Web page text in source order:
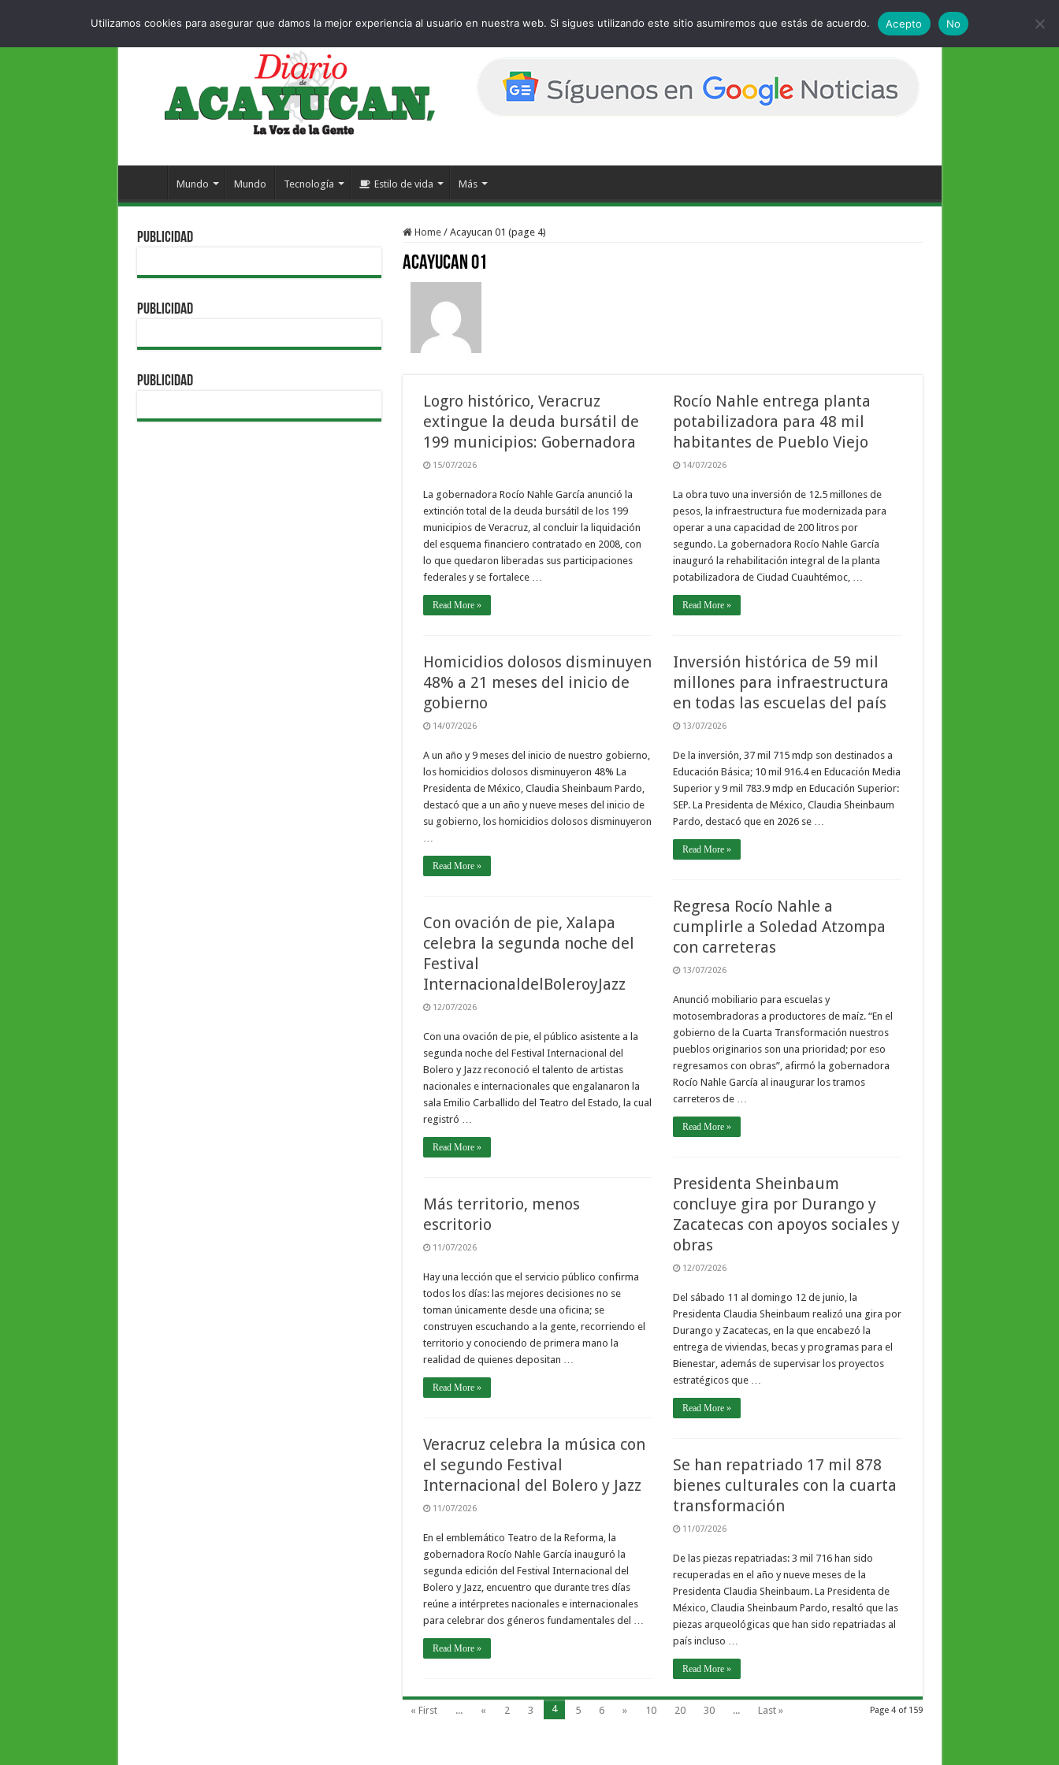
Mundo Mundo Tecnología Estilo de vida Más
Home / Acayucan 01 (page 4)
Acayucan 01
Logro histórico, Veracruz
extingue la deuda bursátil de
199 municipios: Gobernadora
15/07/2026
La gobernadora Rocío Nahle García anunció la
extinción total de la deuda bursátil de los 199
municipios de Veracruz, al concluir la liquidación
del esquema financiero contratado en 2008, con
lo que quedaron liberadas sus participaciones
federales y se fortalece …
Read More »
Rocío Nahle entrega planta
potabilizadora para 48 mil
habitantes de Pueblo Viejo
14/07/2026
La obra tuvo una inversión de 12.5 millones de
pesos, la infraestructura fue modernizada para
operar a una capacidad de 200 litros por
segundo. La gobernadora Rocío Nahle García
inauguró la rehabilitación integral de la planta
potabilizadora de Ciudad Cuauhtémoc, …
Read More »
Homicidios dolosos disminuyen
48% a 21 meses del inicio de
gobierno
14/07/2026
A un año y 9 meses del inicio de nuestro gobierno,
los homicidios dolosos disminuyeron 48% La
Presidenta de México, Claudia Sheinbaum Pardo,
destacó que a un año y nueve meses del inicio de
su gobierno, los homicidios dolosos disminuyeron
…
Read More »
Inversión histórica de 59 mil
millones para infraestructura
en todas las escuelas del país
13/07/2026
De la inversión, 37 mil 715 mdp son destinados a
Educación Básica; 10 mil 916.4 en Educación Media
Superior y 9 mil 783.9 mdp en Educación Superior:
SEP. La Presidenta de México, Claudia Sheinbaum
Pardo, destacó que en 2026 se …
Read More »
Regresa Rocío Nahle a
cumplirle a Soledad Atzompa
con carreteras
13/07/2026
Anunció mobiliario para escuelas y
motosembradoras a productores de maíz. “En el
gobierno de la Cuarta Transformación nuestros
pueblos originarios son una prioridad; por eso
regresamos con obras”, afirmó la gobernadora
Rocío Nahle García al inaugurar los tramos
carreteros de …
Read More »
Con ovación de pie, Xalapa
celebra la segunda noche del
Festival
InternacionaldelBoleroyJazz
12/07/2026
Con una ovación de pie, el público asistente a la
segunda noche del Festival Internacional del
Bolero y Jazz reconoció el talento de artistas
nacionales e internacionales que engalanaron la
sala Emilio Carballido del Teatro del Estado, la cual
registró …
Read More »
Presidenta Sheinbaum
concluye gira por Durango y
Zacatecas con apoyos sociales y
obras
12/07/2026
Del sábado 11 al domingo 12 de junio, la
Presidenta Claudia Sheinbaum realizó una gira por
Durango y Zacatecas, en la que encabezó la
entrega de viviendas, becas y programas para el
Bienestar, además de supervisar los proyectos
estratégicos que …
Read More »
Más territorio, menos
escritorio
11/07/2026
Hay una lección que el servicio público confirma
todos los días: las mejores decisiones no se
toman únicamente desde una oficina; se
construyen escuchando a la gente, recorriendo el
territorio y conociendo de primera mano la
realidad de quienes depositan …
Read More »
Veracruz celebra la música con
el segundo Festival
Internacional del Bolero y Jazz
11/07/2026
En el emblemático Teatro de la Reforma, la
gobernadora Rocío Nahle García inauguró la
segunda edición del Festival Internacional del
Bolero y Jazz, encuentro que durante tres días
reúne a intérpretes nacionales e internacionales
para celebrar dos géneros fundamentales del …
Read More »
Se han repatriado 17 mil 878
bienes culturales con la cuarta
transformación
11/07/2026
De las piezas repatriadas: 3 mil 716 han sido
recuperadas en el año y nueve meses de la
Presidenta Claudia Sheinbaum. La Presidenta de
México, Claudia Sheinbaum Pardo, resaltó que las
piezas arqueológicas que han sido repatriadas al
país incluso …
Read More »
Page 4 of 159
« First ... « 2 3 4 5 6 » 10 20 30 ... Last »
PUBLICIDAD
PUBLICIDAD
PUBLICIDAD
Utilizamos cookies para asegurar que damos la mejor experiencia al usuario en nuestra web. Si sigues utilizando este sitio asumiremos que estás de acuerdo. Acepto No